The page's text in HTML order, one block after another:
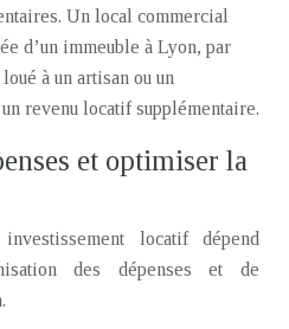
Un local commercial
d’un immeuble à Lyon, par
à un artisan ou un
revenu locatif supplémentaire.
et optimiser la
locatif dépend
des dépenses et de